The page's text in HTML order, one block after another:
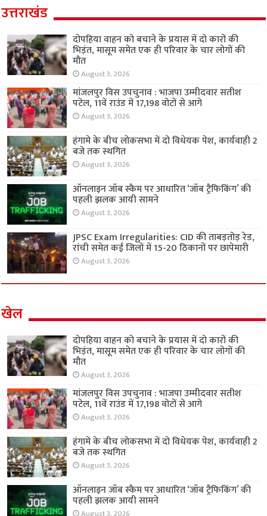
उत्तराखंड
दोपहिया वाहन को बचाने के प्रयास में दो कारों की
भिड़ंत, मासूम समेत एक ही परिवार के चार लोगों की
मौत
August 3, 2026
मांजलपुर विस उपचुनाव : भाजपा उम्मीदवार सतीश
पटेल, 11वें राउंड में 17,198 वोटों से आगे
August 3, 2026
हंगामे के बीच लोकसभा में दो विधेयक पेश, कार्यवाही 2
बजे तक स्थगित
August 3, 2026
ऑनलाइन जॉब स्कैम पर आधारित ‘जॉब ट्रैफिकिंग’ की
पहली झलक आयी सामने
August 3, 2026
JPSC Exam Irregularities: CID की ताबड़तोड़ रेड,
रांची समेत कई जिलों में 15-20 ठिकानों पर छापेमारी
August 3, 2026
खेल
दोपहिया वाहन को बचाने के प्रयास में दो कारों की
भिड़ंत, मासूम समेत एक ही परिवार के चार लोगों की
मौत
August 3, 2026
मांजलपुर विस उपचुनाव : भाजपा उम्मीदवार सतीश
पटेल, 11वें राउंड में 17,198 वोटों से आगे
August 3, 2026
हंगामे के बीच लोकसभा में दो विधेयक पेश, कार्यवाही 2
बजे तक स्थगित
August 3, 2026
ऑनलाइन जॉब स्कैम पर आधारित ‘जॉब ट्रैफिकिंग’ की
पहली झलक आयी सामने